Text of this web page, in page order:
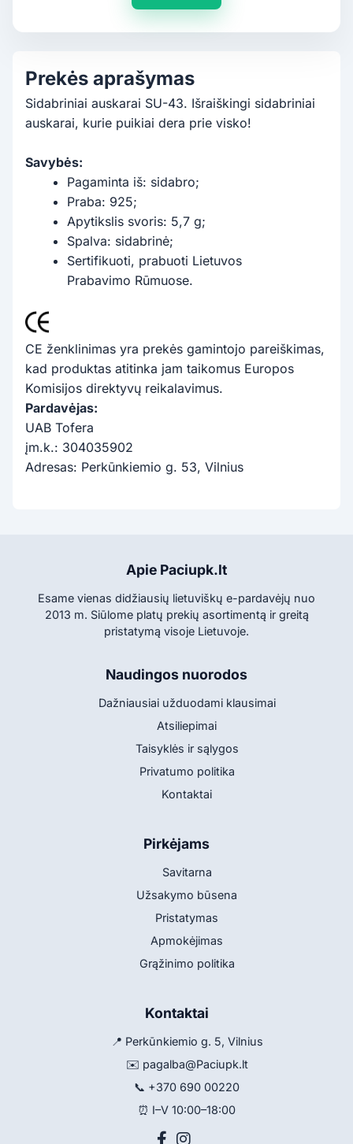
Prekės aprašymas
Sidabriniai auskarai SU-43. Išraiškingi sidabriniai
auskarai, kurie puikiai dera prie visko!
Savybės:
Pagaminta iš: sidabro;
Praba: 925;
Apytikslis svoris: 5,7 g;
Spalva: sidabrinė;
Sertifikuoti, prabuoti Lietuvos
Prabavimo Rūmuose.
CE ženklinimas yra prekės gamintojo pareiškimas,
kad produktas atitinka jam taikomus Europos
Komisijos direktyvų reikalavimus.
Pardavėjas:
UAB Tofera
įm.k.: 304035902
Adresas: Perkūnkiemio g. 53, Vilnius
Apie Paciupk.lt
Esame vienas didžiausių lietuviškų e-pardavėjų nuo
2013 m. Siūlome platų prekių asortimentą ir greitą
pristatymą visoje Lietuvoje.
Naudingos nuorodos
Dažniausiai užduodami klausimai
Atsiliepimai
Taisyklės ir sąlygos
Privatumo politika
Kontaktai
Pirkėjams
Savitarna
Užsakymo būsena
Pristatymas
Apmokėjimas
Grąžinimo politika
Kontaktai
📍 Perkūnkiemio g. 5, Vilnius
✉️ pagalba@Paciupk.lt
📞 +370 690 00220
⏰ I–V 10:00–18:00